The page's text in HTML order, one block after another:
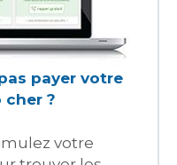
payer votre
cher ?
votre